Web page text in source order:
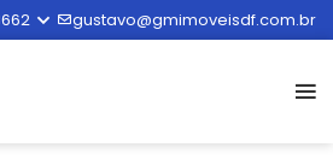
gustavo@gmimoveisdf.com.br